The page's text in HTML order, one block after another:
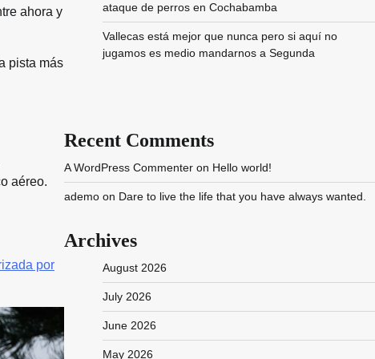
ahora y
pista más
aéreo.
por
ataque de perros en Cochabamba
Vallecas está mejor que nunca pero si aquí no
jugamos es medio mandarnos a Segunda
Recent Comments
A WordPress Commenteron Hello world!
ademoon Dare to live the life that you have always wanted.
Archives
August 2026
July 2026
June 2026
May 2026